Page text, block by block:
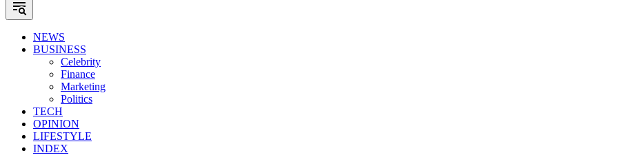
NEWS
BUSINESS
Celebrity
Finance
Marketing
Politics
TECH
OPINION
LIFESTYLE
INDEX